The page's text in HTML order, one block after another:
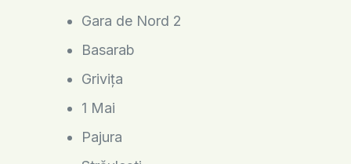
Gara de Nord 2
Basarab
Grivița
1 Mai
Pajura